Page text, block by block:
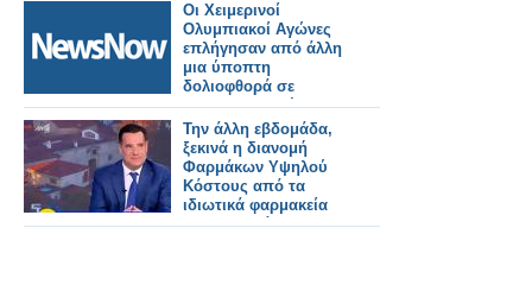
Οι Χειμερινοί
Ολυμπιακοί Αγώνες
επλήγησαν από άλλη
μια ύποπτη
δολιοφθορά σε
σιδηροδρομικές
υπηρεσίες
Την άλλη εβδομάδα,
ξεκινά η διανομή
Φαρμάκων Υψηλού
Κόστους από τα
ιδιωτικά φαρμακεία
της γειτονιάς